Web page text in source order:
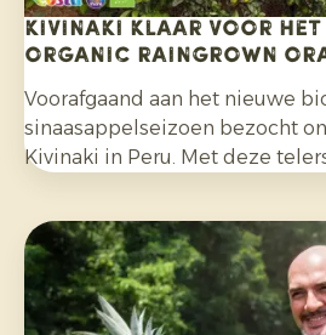
Kivinaki klaar voor het
Organic Raingrown
Voorafgaand aan het nieuwe
sinaasappelseizoen bezocht
Kivinaki in Peru. Met deze
bereidden we samen de